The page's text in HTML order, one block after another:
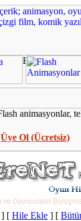
animasyonlar,
Üye Ol (Ücretsiz)
] [ Hile Ekle ] [